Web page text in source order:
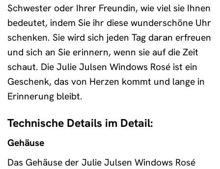
Schwester oder Ihrer Freundin, wie viel sie Ihnen
bedeutet, indem Sie ihr diese wunderschöne Uhr
schenken. Sie wird sich jeden Tag daran erfreuen
und sich an Sie erinnern, wenn sie auf die Zeit
schaut. Die Julie Julsen Windows Rosé ist ein
Geschenk, das von Herzen kommt und lange in
Erinnerung bleibt.
Technische Details im Detail:
Gehäuse
Das Gehäuse der Julie Julsen Windows Rosé